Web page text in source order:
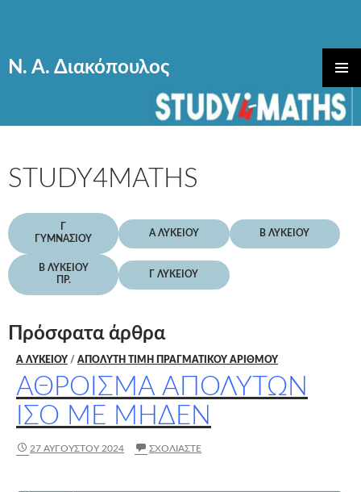
Ν. Α. Διακόπουλος
ΚΎΡΙΟ
ΜΕΝΟΎ
STUDY4MATHS
Γ
ΓΥΜΝΑΣΊΟΥ
Α ΛΥΚΕΊΟΥ Β ΛΥΚΕΙΟΥ
Β ΛΥΚΕΙΟΥ
ΠΡ.
Γ ΛΥΚΕΙΟΥ
Πρόσφατα άρθρα
Α ΛΥΚΕΊΟΥ / ΑΠΟΛΥΤΗ ΤΙΜΗ ΠΡΑΓΜΑΤΙΚΟΥ ΑΡΙΘΜΟΥ
ΆΘΡΟΙΣΜΑ ΑΠΟΛΎΤΩΝ
ΊΣΟ ΜΕ ΜΗΔΈΝ
27 ΑΥΓΟΎΣΤΟΥ 2024 ΣΧΟΛΙΆΣΤΕ